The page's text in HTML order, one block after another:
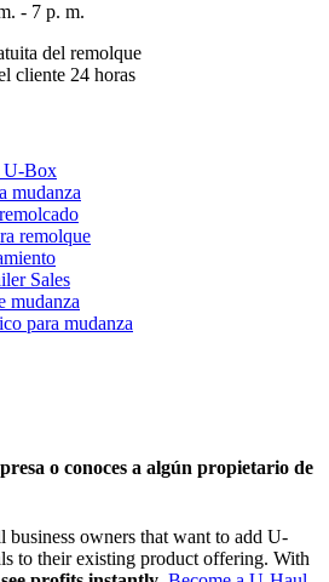
- 7 p. m.
del remolque
cliente 24 horas
U-Box
mudanza
remolque
Sales
mudanza
para mudanza
o conoces a algún propietario de
owners that want to add U-
to their existing product offering. With